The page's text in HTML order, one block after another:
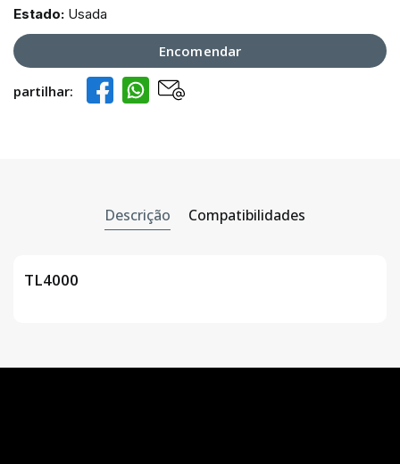
Estado: Usada
Encomendar
partilhar: FacebookWhatsapp
Descrição Compatibilidades
TL4000